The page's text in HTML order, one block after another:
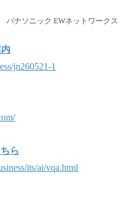
パナソニック EWネットワークス
jn260521-1
ら
its/ai/vqa.html